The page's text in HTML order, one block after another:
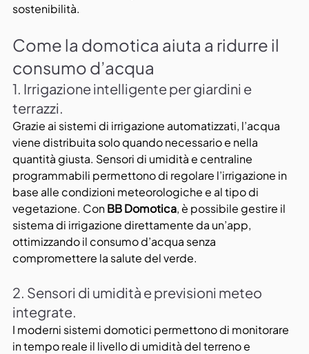
sostenibilità.
Come la domotica aiuta a ridurre il
consumo d’acqua
1. Irrigazione intelligente per giardini e
terrazzi.
Grazie ai sistemi di irrigazione automatizzati, l’acqua
viene distribuita solo quando necessario e nella
quantità giusta. Sensori di umidità e centraline
programmabili permettono di regolare l’irrigazione in
base alle condizioni meteorologiche e al tipo di
vegetazione. Con BB Domotica, è possibile gestire il
sistema di irrigazione direttamente da un’app,
ottimizzando il consumo d’acqua senza
compromettere la salute del verde.
2. Sensori di umidità e previsioni meteo
integrate.
I moderni sistemi domotici permettono di monitorare
in tempo reale il livello di umidità del terreno e